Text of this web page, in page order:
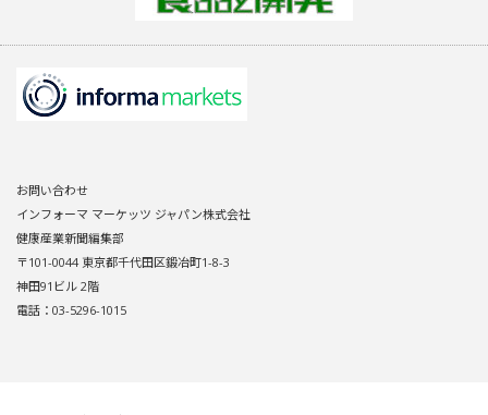
お問い合わせ
インフォーマ マーケッツ ジャパン株式会社
健康産業新聞編集部
〒101-0044 東京都千代田区鍛冶町1-8-3
神田91ビル 2階
電話：03-5296-1015